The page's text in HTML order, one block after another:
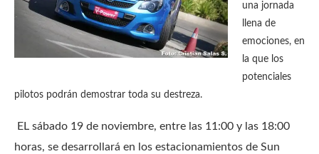
una jornada
llena de
emociones, en
la que los
potenciales
pilotos podrán demostrar toda su destreza.
EL sábado 19 de noviembre, entre las 11:00 y las 18:00
horas, se desarrollará en los estacionamientos de Sun